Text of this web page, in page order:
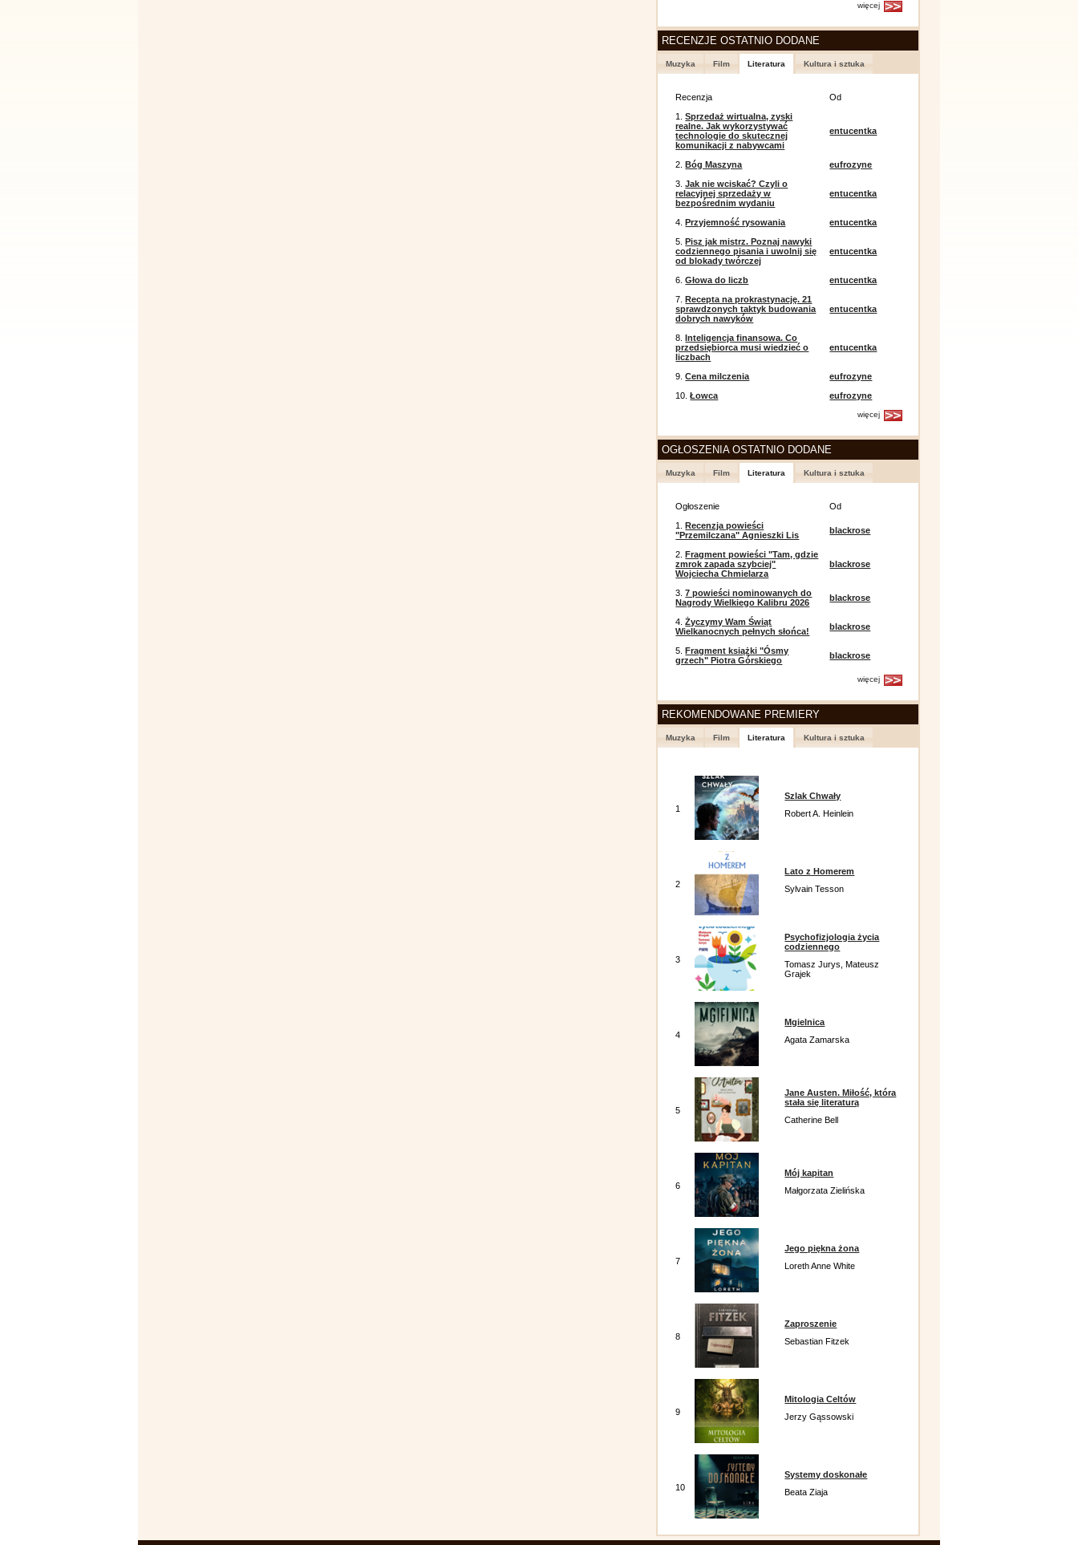
więcej
RECENZJE OSTATNIO DODANE
Muzyka Film Literatura Kultura i sztuka
Recenzja
Od
1.Sprzedaż wirtualna, zyski
realne. Jak wykorzystywać
technologie do skutecznej
komunikacji z nabywcami
entucentka
2.Bóg Maszyna
eufrozyne
3.Jak nie wciskać? Czyli o
relacyjnej sprzedaży w
bezpośrednim wydaniu
entucentka
4.Przyjemność rysowania
entucentka
5.Pisz jak mistrz. Poznaj nawyki
codziennego pisania i uwolnij się
od blokady twórczej
entucentka
6.Głowa do liczb
entucentka
7.Recepta na prokrastynację. 21
sprawdzonych taktyk budowania
dobrych nawyków
entucentka
8.Inteligencja finansowa. Co
przedsiębiorca musi wiedzieć o
liczbach
entucentka
9.Cena milczenia
eufrozyne
10.Łowca eufrozyne
więcej
OGŁOSZENIA OSTATNIO DODANE
Muzyka Film Literatura Kultura i sztuka
Ogłoszenie
Od
1.Recenzja powieści
"Przemilczana" Agnieszki Lis
blackrose
2.Fragment powieści "Tam, gdzie
zmrok zapada szybciej"
Wojciecha Chmielarza
blackrose
3.7 powieści nominowanych do
Nagrody Wielkiego Kalibru 2026
blackrose
4.Życzymy Wam Świąt
Wielkanocnych pełnych słońca!
blackrose
5.Fragment książki "Ósmy
grzech" Piotra Górskiego
blackrose
więcej
REKOMENDOWANE PREMIERY
Muzyka Film Literatura Kultura i sztuka
1
Szlak Chwały
Robert A. Heinlein
2
Lato z Homerem
Sylvain Tesson
3
Psychofizjologia życia
codziennego
Tomasz Jurys, Mateusz
Grajek
4
Mgielnica
Agata Zamarska
5
Jane Austen. Miłość, która
stała się literaturą
Catherine Bell
6
Mój kapitan
Małgorzata Zielińska
7
Jego piękna żona
Loreth Anne White
8
Zaproszenie
Sebastian Fitzek
9
Mitologia Celtów
Jerzy Gąssowski
10
Systemy doskonałe
Beata Ziaja